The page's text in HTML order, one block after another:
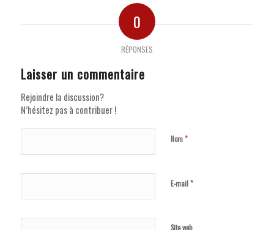
0
RÉPONSES
Laisser un commentaire
Rejoindre la discussion?
N’hésitez pas à contribuer !
Nom*
E-mail*
Site web